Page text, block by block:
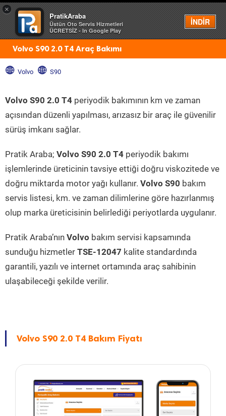
×
PratikAraba
Üstün Oto Servis Hizmetleri
ÜCRETSİZ - In Google Play
İNDİR
Menü
Volvo S90 2.0 T4 Araç Bakımı
Volvo S90
Volvo S90 2.0 T4 periyodik bakımının km ve zaman
açısından düzenli yapılması, arızasız bir araç ile güvenilir
sürüş imkanı sağlar.
Pratik Araba; Volvo S90 2.0 T4 periyodik bakımı
işlemlerinde üreticinin tavsiye ettiği doğru viskozitede ve
doğru miktarda motor yağı kullanır. Volvo S90 bakım
servis listesi, km. ve zaman dilimlerine göre hazırlanmış
olup marka üreticisinin belirlediği periyotlarda uygulanır.
Pratik Araba’nın Volvo bakım servisi kapsamında
sunduğu hizmetler TSE-12047 kalite standardında
garantili, yazılı ve internet ortamında araç sahibinin
ulaşabileceği şekilde verilir.
Volvo S90 2.0 T4 Bakım Fiyatı